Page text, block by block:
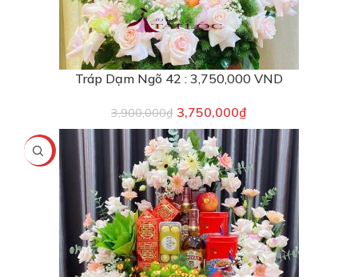
Tráp Dạm Ngõ 42 : 3,750,000 VND
3,900,000₫ 3,750,000₫
-4%